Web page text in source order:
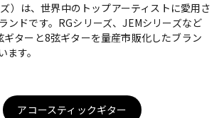
ー アコギ/エレアコ
）は、世界中のトップアーティストに愛用さ
ンドです。RGシリーズ、JEMシリーズなど
ターと8弦ギターを量産市販化したブラン
ます。
アコースティックギター